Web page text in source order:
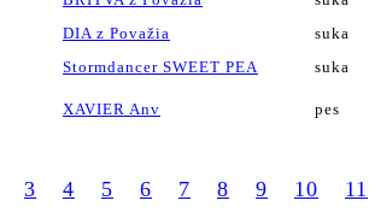
DIA z Považia
suka
Stormdancer SWEET PEA
suka
XAVIER Anv pes
3 4 5 6 7 8 9 10 11